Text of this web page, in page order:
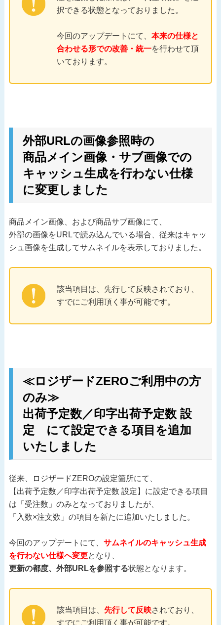
択できる状態となっておりました。
今回のアップデートにて、 本来の仕様と
合わせる形での改善・統一を行わせて頂
いております。
外部URLの画像参照時の
商品メイン画像・サブ画像での
キャッシュ生成を行わない仕様
に変更しました
商品メイン画像、および商品サブ画像にて、
外部の画像をURLで読み込んでいる場合、従来はキャッ
シュ画像を生成してサムネイルを表示しておりました。
該当項目は、先行して反映されており、
すでにご利用頂く事が可能です。
≪ロジザードZEROご利用中の方
のみ≫
出荷予定数／印字出荷予定数 設
定 にて設定できる項目を追加
いたしました
従来、ロジザードZEROの設定箇所にて、
【出荷予定数／印字出荷予定数 設定】に設定できる項目
は「受注数」のみとなっておりましたが、
「入数×注文数」の項目を新たに追加いたしました。
今回のアップデートにて、 サムネイルのキャッシュ生成
を行わない仕様へ変更となり、
更新の都度、外部URLを参照する状態となります。
該当項目は、 先行して反映されており、
すでにご利用頂く事が可能です。